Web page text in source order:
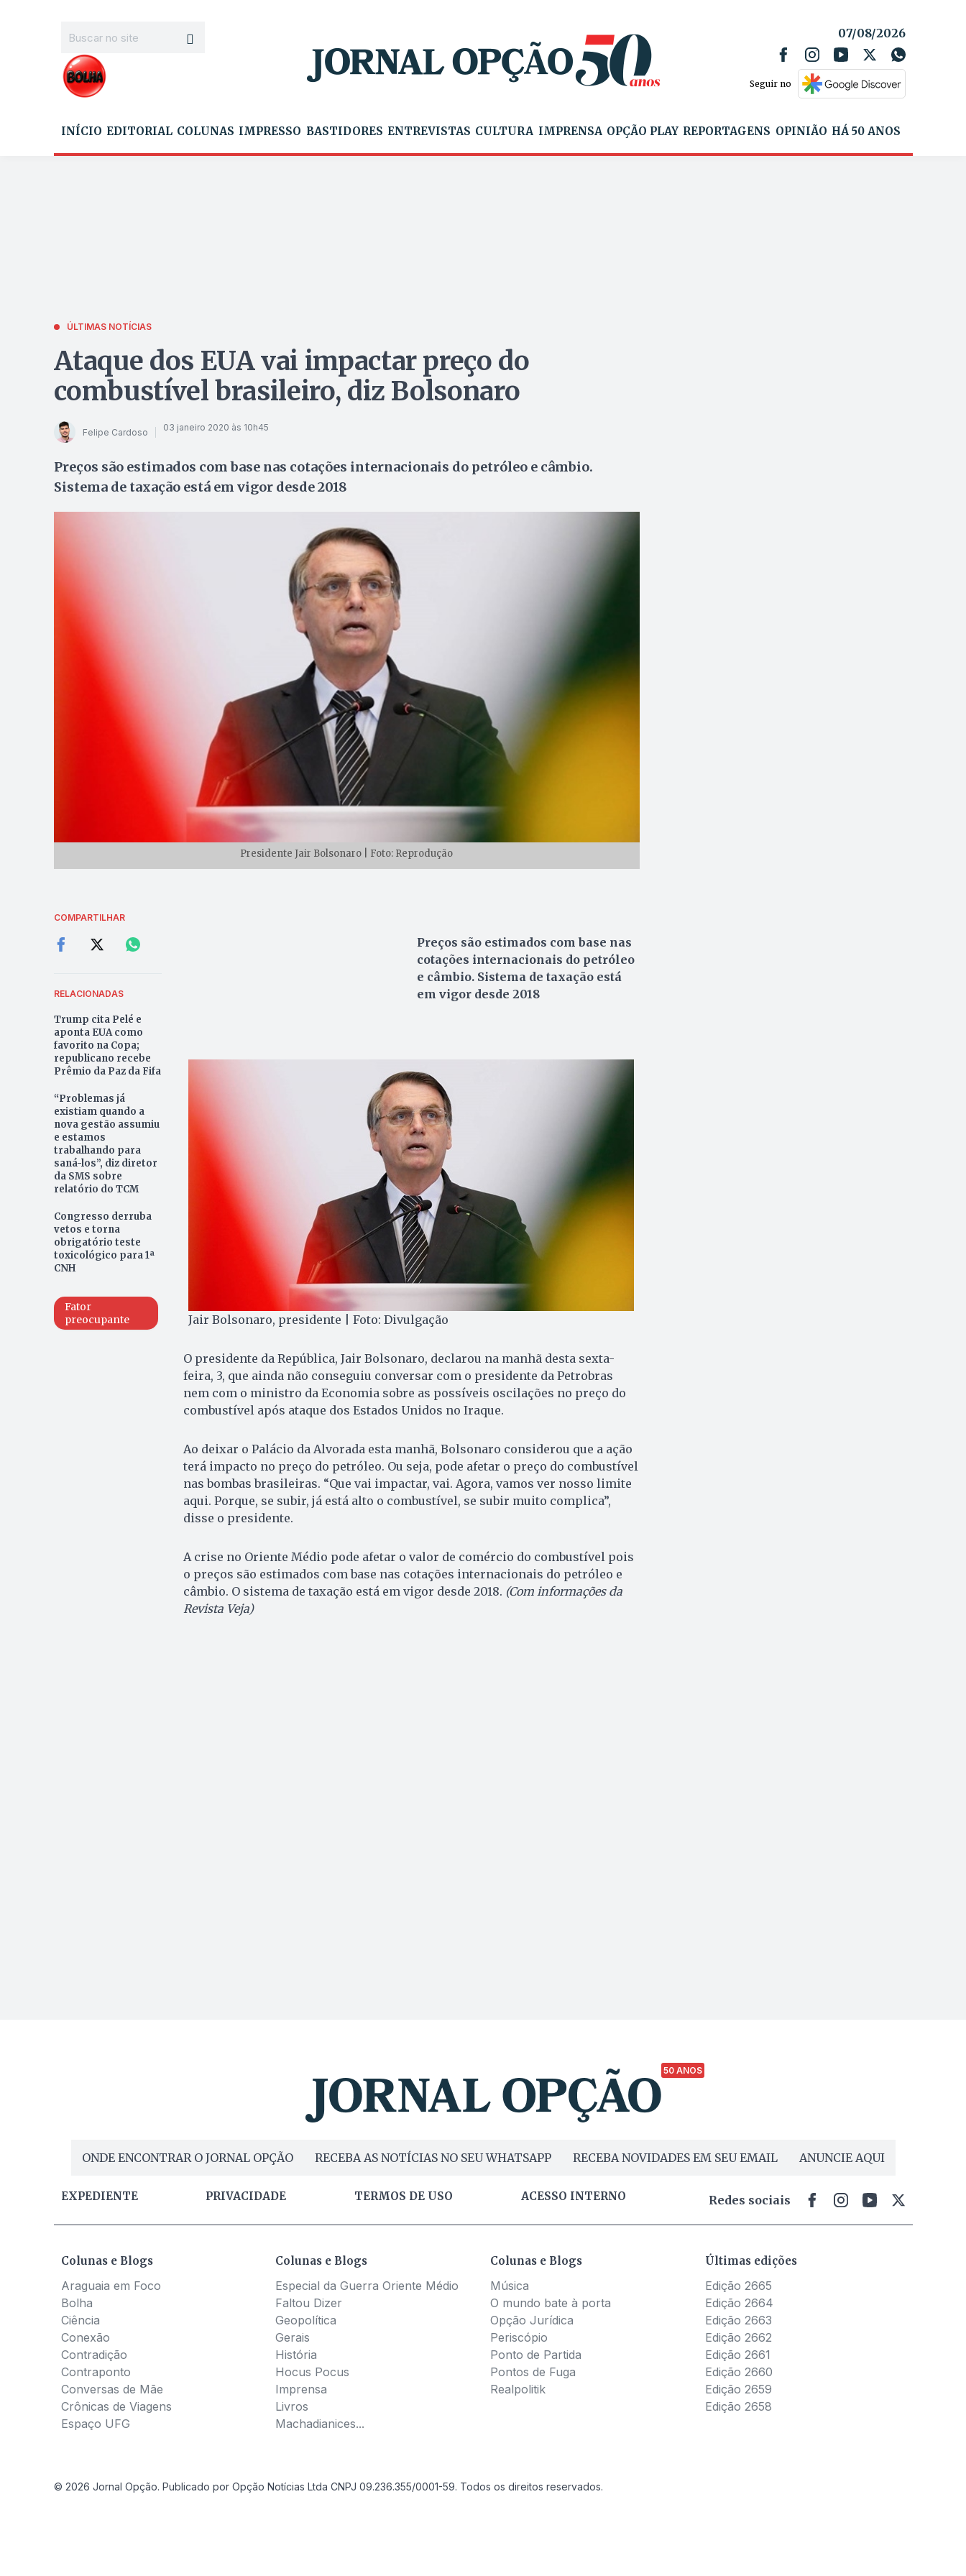
07/08/2026
Seguir no
INÍCIO EDITORIAL COLUNAS IMPRESSO BASTIDORES ENTREVISTAS CULTURA IMPRENSA OPÇÃO PLAY REPORTAGENS OPINIÃO HÁ 50 ANOS
ÚLTIMAS NOTÍCIAS
Ataque dos EUA vai impactar preço do
combustível brasileiro, diz Bolsonaro
Felipe Cardoso 03 janeiro 2020 às 10h45
Preços são estimados com base nas cotações internacionais do petróleo e câmbio.
Sistema de taxação está em vigor desde 2018
Presidente Jair Bolsonaro | Foto: Reprodução
COMPARTILHAR
RELACIONADAS
Trump cita Pelé e
aponta EUA como
favorito na Copa;
republicano recebe
Prêmio da Paz da Fifa
“Problemas já
existiam quando a
nova gestão assumiu
e estamos
trabalhando para
saná-los”, diz diretor
da SMS sobre
relatório do TCM
Congresso derruba
vetos e torna
obrigatório teste
toxicológico para 1ª
CNH
Fator
preocupante
Preços são estimados com base nas
cotações internacionais do petróleo
e câmbio. Sistema de taxação está
em vigor desde 2018
Jair Bolsonaro, presidente | Foto: Divulgação
O presidente da República, Jair Bolsonaro, declarou na manhã desta sexta-
feira, 3, que ainda não conseguiu conversar com o presidente da Petrobras
nem com o ministro da Economia sobre as possíveis oscilações no preço do
combustível após ataque dos Estados Unidos no Iraque.
Ao deixar o Palácio da Alvorada esta manhã, Bolsonaro considerou que a ação
terá impacto no preço do petróleo. Ou seja, pode afetar o preço do combustível
nas bombas brasileiras. “Que vai impactar, vai. Agora, vamos ver nosso limite
aqui. Porque, se subir, já está alto o combustível, se subir muito complica”,
disse o presidente.
A crise no Oriente Médio pode afetar o valor de comércio do combustível pois
o preços são estimados com base nas cotações internacionais do petróleo e
câmbio. O sistema de taxação está em vigor desde 2018. (Com informações da
Revista Veja)
50 ANOS
ONDE ENCONTRAR O JORNAL OPÇÃO RECEBA AS NOTÍCIAS NO SEU WHATSAPP RECEBA NOVIDADES EM SEU EMAIL ANUNCIE AQUI
EXPEDIENTE PRIVACIDADE TERMOS DE USO ACESSO INTERNO Redes sociais
Colunas e Blogs
Araguaia em Foco
Bolha
Ciência
Conexão
Contradição
Contraponto
Conversas de Mãe
Crônicas de Viagens
Espaço UFG
Colunas e Blogs
Especial da Guerra Oriente Médio
Faltou Dizer
Geopolítica
Gerais
História
Hocus Pocus
Imprensa
Livros
Machadianices...
Colunas e Blogs
Música
O mundo bate à porta
Opção Jurídica
Periscópio
Ponto de Partida
Pontos de Fuga
Realpolitik
Últimas edições
Edição 2665
Edição 2664
Edição 2663
Edição 2662
Edição 2661
Edição 2660
Edição 2659
Edição 2658
© 2026 Jornal Opção. Publicado por Opção Notícias Ltda CNPJ 09.236.355/0001-59. Todos os direitos reservados.